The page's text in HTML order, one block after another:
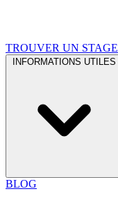
TROUVER UN STAGE
INFORMATIONS UTILES
BLOG